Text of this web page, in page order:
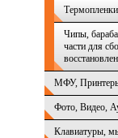
Термопленки
Чипы,
части для
МФУ,
Фото, Видео,
Клавиатуры,